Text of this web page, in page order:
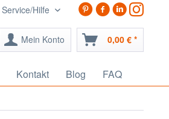
Service/Hilfe
Mein Konto 0,00 € *
Kontakt Blog FAQ